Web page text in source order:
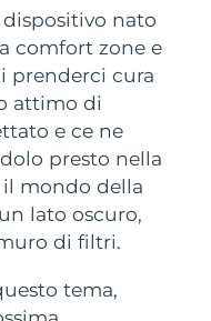
dispositivo nato
comfort zone e
prenderci cura
attimo di
e ce ne
presto nella
mondo della
lato oscuro,
di filtri.
tema,
stimata8/13/26
stimata
stimata8/10/26
stimata8/14/26
stimata